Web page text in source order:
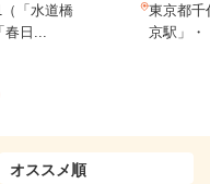
「水道橋
日...
東京都千
京駅」・